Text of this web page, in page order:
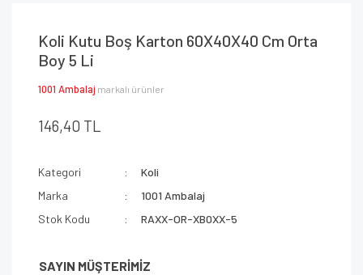
Koli Kutu Boş Karton 60X40X40 Cm Orta
Boy 5 Li
1001 Ambalaj markalı ürünler
146,40 TL
Kategori
Koli
Marka
1001 Ambalaj
Stok Kodu
RAXX-OR-XB0XX-5
SAYIN MÜŞTERİMİZ